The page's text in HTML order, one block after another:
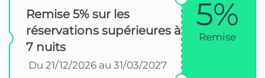
Remise 5% sur les
réservations supérieures à
7 nuits
Du 21/12/2026 au 31/03/2027
5%
Remise